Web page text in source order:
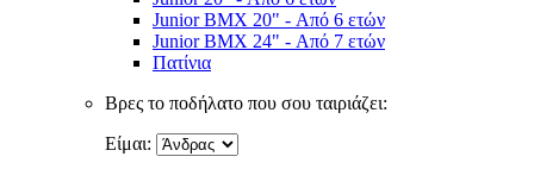
Junior BMX 20" - Από 6 ετών
Junior BMX 24" - Από 7 ετών
Πατίνια
Βρες το ποδήλατο που σου ταιριάζει:
Είμαι: